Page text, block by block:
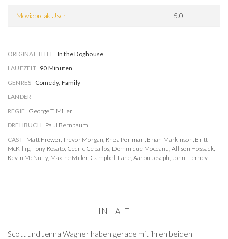
Moviebreak User 5.0
ORIGINAL TITEL In the Doghouse
LAUFZEIT 90 Minuten
GENRES Comedy, Family
LÄNDER
REGIE George T. Miller
DREHBUCH Paul Bernbaum
CAST Matt Frewer,Trevor Morgan, Rhea Perlman, Brian Markinson, Britt
McKillip,Tony Rosato, Cedric Ceballos, Dominique Moceanu,Allison Hossack,
Kevin McNulty, Maxine Miller, Campbell Lane, Aaron Joseph,John Tierney
INHALT
Scott und Jenna Wagner haben gerade mit ihren beiden